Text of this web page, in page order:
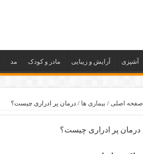
آشپزی آرایش و زیبایی مادر و کودک مد
صفحه اصلی / بیماری ها / درمان پر ادراری چیست؟
درمان پر ادراری چیست؟